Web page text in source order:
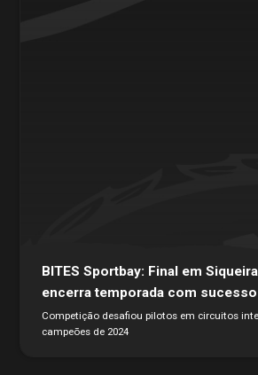
BITES Sportbay: Final em
encerra temporada com sucesso
Competição desafiou pilotos em circuitos
campeões de 2024